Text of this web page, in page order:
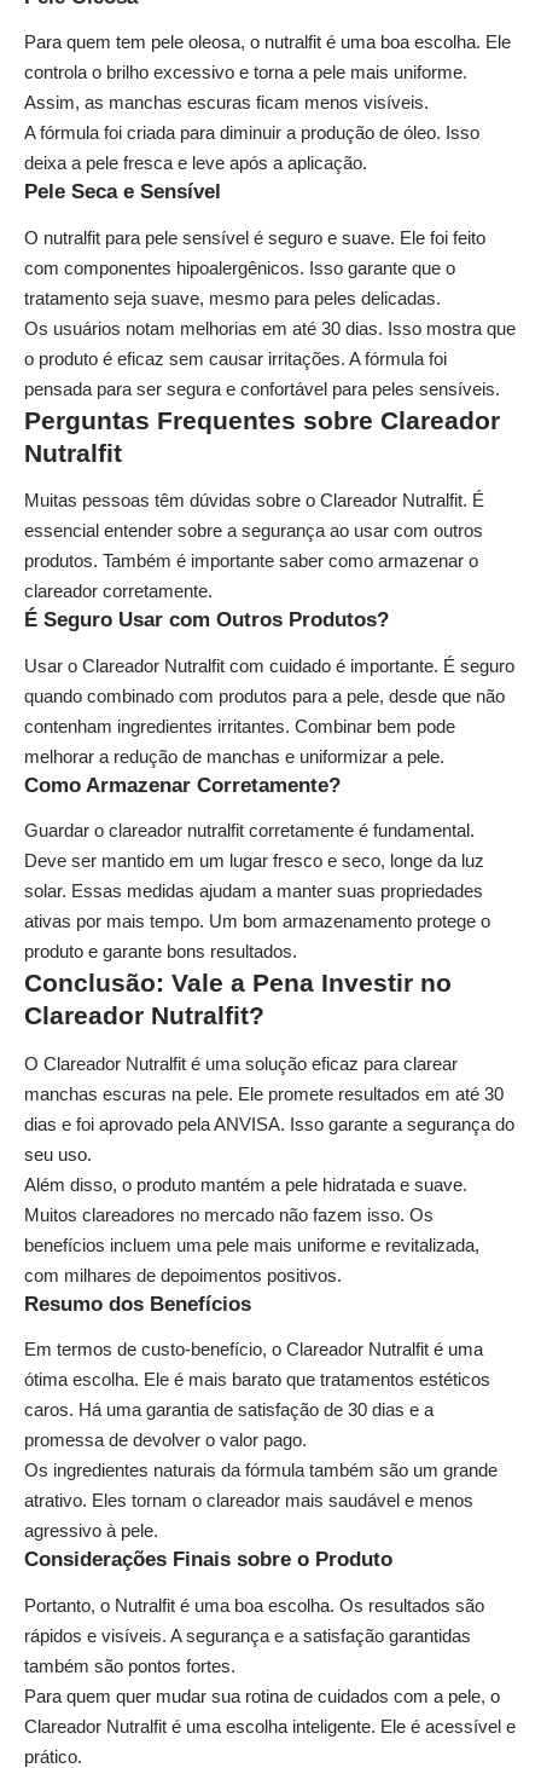
Para quem tem pele oleosa, o nutralfit é uma boa escolha. Ele
controla o brilho excessivo e torna a pele mais uniforme.
Assim, as manchas escuras ficam menos visíveis.
A fórmula foi criada para diminuir a produção de óleo. Isso
deixa a pele fresca e leve após a aplicação.
Pele Seca e Sensível
O nutralfit para pele sensível é seguro e suave. Ele foi feito
com componentes hipoalergênicos. Isso garante que o
tratamento seja suave, mesmo para peles delicadas.
Os usuários notam melhorias em até 30 dias. Isso mostra que
o produto é eficaz sem causar irritações. A fórmula foi
pensada para ser segura e confortável para peles sensíveis.
Perguntas Frequentes sobre Clareador
Nutralfit
Muitas pessoas têm dúvidas sobre o Clareador Nutralfit. É
essencial entender sobre a segurança ao usar com outros
produtos. Também é importante saber como armazenar o
clareador corretamente.
É Seguro Usar com Outros Produtos?
Usar o Clareador Nutralfit com cuidado é importante. É seguro
quando combinado com produtos para a pele, desde que não
contenham ingredientes irritantes. Combinar bem pode
melhorar a redução de manchas e uniformizar a pele.
Como Armazenar Corretamente?
Guardar o clareador nutralfit corretamente é fundamental.
Deve ser mantido em um lugar fresco e seco, longe da luz
solar. Essas medidas ajudam a manter suas propriedades
ativas por mais tempo. Um bom armazenamento protege o
produto e garante bons resultados.
Conclusão: Vale a Pena Investir no
Clareador Nutralfit?
O Clareador Nutralfit é uma solução eficaz para clarear
manchas escuras na pele. Ele promete resultados em até 30
dias e foi aprovado pela ANVISA. Isso garante a segurança do
seu uso.
Além disso, o produto mantém a pele hidratada e suave.
Muitos clareadores no mercado não fazem isso. Os
benefícios incluem uma pele mais uniforme e revitalizada,
com milhares de depoimentos positivos.
Resumo dos Benefícios
Em termos de custo-benefício, o Clareador Nutralfit é uma
ótima escolha. Ele é mais barato que tratamentos estéticos
caros. Há uma garantia de satisfação de 30 dias e a
promessa de devolver o valor pago.
Os ingredientes naturais da fórmula também são um grande
atrativo. Eles tornam o clareador mais saudável e menos
agressivo à pele.
Considerações Finais sobre o Produto
Portanto, o Nutralfit é uma boa escolha. Os resultados são
rápidos e visíveis. A segurança e a satisfação garantidas
também são pontos fortes.
Para quem quer mudar sua rotina de cuidados com a pele, o
Clareador Nutralfit é uma escolha inteligente. Ele é acessível e
prático.